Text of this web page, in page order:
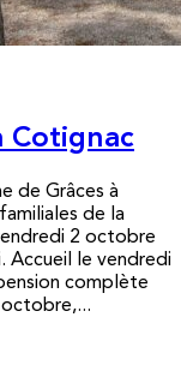
Cotignac
de Grâces à
de la
2 octobre
Accueil le vendredi
complète
octobre,...